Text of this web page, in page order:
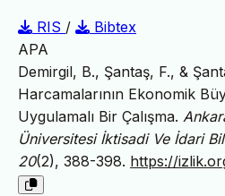
RIS /
Bibtex
APA
Demirgil, B., Şantaş, F., &
Harcamalarının Ekonomik
Uygulamalı Bir Çalışma.
Üniversitesi İktisadi Ve İdari
20(2), 388-398. https://